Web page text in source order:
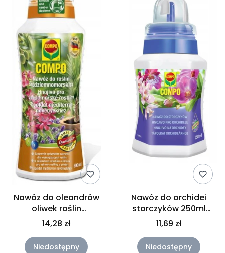
Nawóz do oleandrów
oliwek roślin
śródziemnomorskich
COMPO 0,5L
14,28 zł
Niedostępny
Nawóz do orchidei
storczyków 250ml
Compo
11,69 zł
Niedostępny